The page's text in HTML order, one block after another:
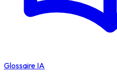
Glossaire IA